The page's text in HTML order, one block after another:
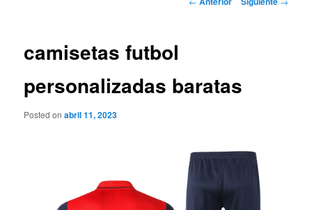
camisetas futbol
personalizadas baratas
Posted onabril 11, 2023